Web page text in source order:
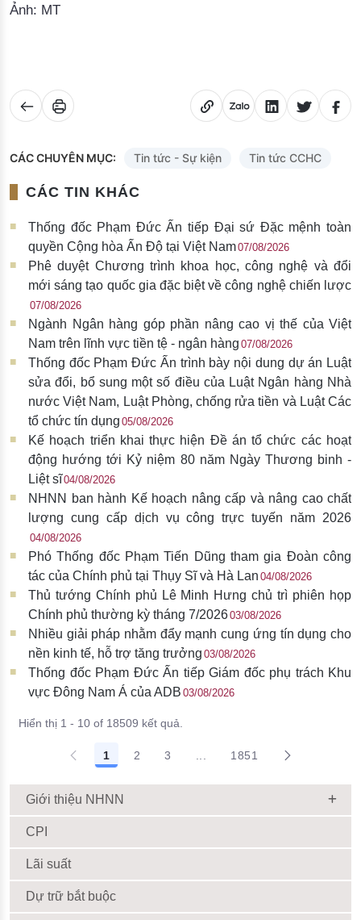
Ảnh: MT
CÁC CHUYÊN MỤC: Tin tức - Sự kiện Tin tức CCHC
CÁC TIN KHÁC
Thống đốc Phạm Đức Ấn tiếp Đại sứ Đặc mệnh toàn
quyền Cộng hòa Ấn Độ tại Việt Nam07/08/2026
Phê duyệt Chương trình khoa học, công nghệ và đổi
mới sáng tạo quốc gia đặc biệt về công nghệ chiến lược
07/08/2026
Ngành Ngân hàng góp phần nâng cao vị thế của Việt
Nam trên lĩnh vực tiền tệ - ngân hàng 07/08/2026
Thống đốc Phạm Đức Ấn trình bày nội dung dự án Luật
sửa đổi, bổ sung một số điều của Luật Ngân hàng Nhà
nước Việt Nam, Luật Phòng, chống rửa tiền và Luật Các
tổ chức tín dụng 05/08/2026
Kế hoạch triển khai thực hiện Đề án tổ chức các hoạt
động hướng tới Kỷ niệm 80 năm Ngày Thương binh -
Liệt sĩ04/08/2026
NHNN ban hành Kế hoạch nâng cấp và nâng cao chất
lượng cung cấp dịch vụ công trực tuyến năm 2026
04/08/2026
Phó Thống đốc Phạm Tiến Dũng tham gia Đoàn công
tác của Chính phủ tại Thụy Sĩ và Hà Lan 04/08/2026
Thủ tướng Chính phủ Lê Minh Hưng chủ trì phiên họp
Chính phủ thường kỳ tháng 7/202603/08/2026
Nhiều giải pháp nhằm đẩy mạnh cung ứng tín dụng cho
nền kinh tế, hỗ trợ tăng trưởng 03/08/2026
Thống đốc Phạm Đức Ấn tiếp Giám đốc phụ trách Khu
vực Đông Nam Á của ADB 03/08/2026
Hiển thị 1 - 10 of 18509 kết quả.
1 2 3 1851
Giới thiệu NHNN
CPI
Lãi suất
Dự trữ bắt buộc